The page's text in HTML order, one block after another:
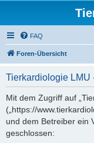
FAQ
Foren-Übersicht
Tierkardiologie LMU
Mit dem Zugriff auf
(„https://
und dem Betreiber ein
geschlossen: